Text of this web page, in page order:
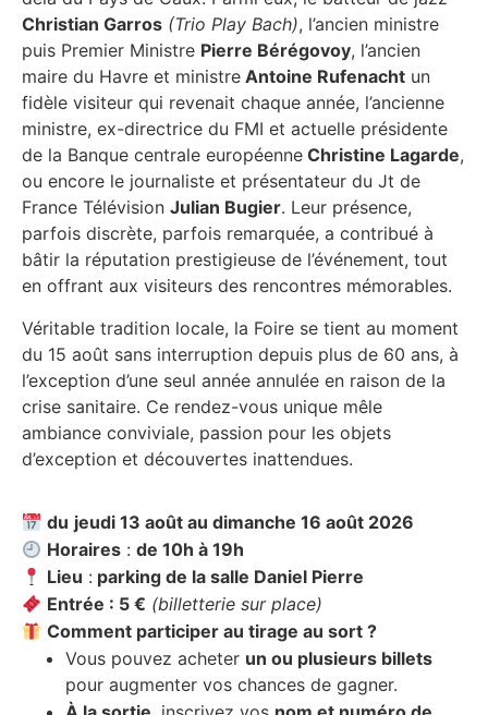
Christian Garros (Trio Play Bach), l’ancien ministre
puis Premier Ministre Pierre Bérégovoy, l’ancien
maire du Havre et ministre Antoine Rufenacht un
fidèle visiteur qui revenait chaque année, l’ancienne
ministre, ex-directrice du FMI et actuelle présidente
de la Banque centrale européenne Christine Lagarde,
ou encore le journaliste et présentateur du Jt de
France Télévision Julian Bugier. Leur présence,
parfois discrète, parfois remarquée, a contribué à
bâtir la réputation prestigieuse de l’événement, tout
en offrant aux visiteurs des rencontres mémorables.
Véritable tradition locale, la Foire se tient au moment
du 15 août sans interruption depuis plus de 60 ans, à
l’exception d’une seul année annulée en raison de la
crise sanitaire. Ce rendez-vous unique mêle
ambiance conviviale, passion pour les objets
d’exception et découvertes inattendues.
du jeudi 13 août au dimanche 16 août 2026
Horaires :de 10h à 19h
Lieu : parking de la salle Daniel Pierre
Entrée : 5 € (billetterie sur place)
Comment participer au tirage au sort ?
Vous pouvez acheter un ou plusieurs billets
pour augmenter vos chances de gagner.